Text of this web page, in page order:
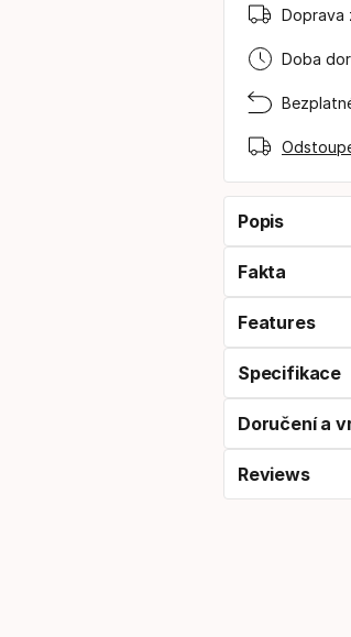
Doprava
Doba
Popis
Fakta
Features
Specifikace
Doručení a
Reviews